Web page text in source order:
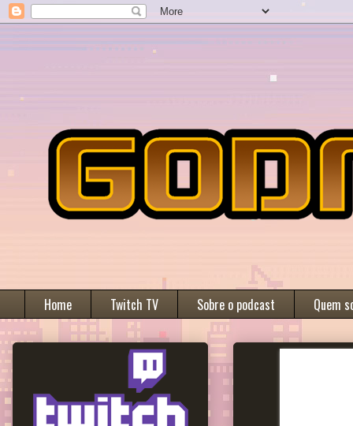
Home Twitch TV Sobre o podcast Quem